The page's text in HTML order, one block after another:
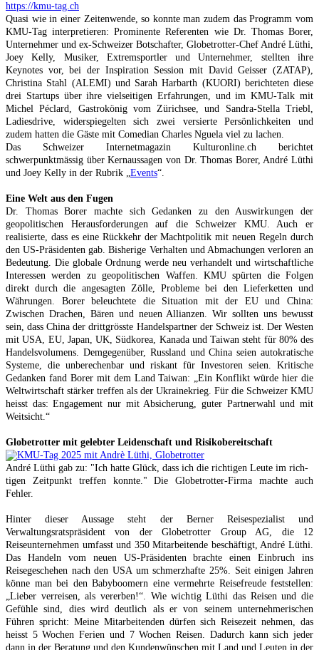
https://kmu-tag.ch
Quasi wie in einer Zeitenwende, so konnte man zudem das Programm vom
KMU-Tag interpretieren: Prominente Referenten wie Dr. Thomas Borer,
Unternehmer und ex-Schweizer Botschafter, Globetrotter-Chef André Lüthi,
Joey Kelly, Musiker, Extremsportler und Unternehmer, stellten ihre
Keynotes vor, bei der Inspiration Session mit David Geisser (ZATAP),
Christina Stahl (ALEMI) und Sarah Harbarth (KUORI) berichteten diese
drei Startups über ihre vielseitigen Erfahrungen, und im KMU-Talk mit
Michel Péclard, Gastrokönig vom Zürichsee, und Sandra-Stella Triebl,
Ladiesdrive, widerspiegelten sich zwei versierte Persönlichkeiten und
zudem hatten die Gäste mit Comedian Charles Nguela viel zu lachen.
Das Schweizer Internetmagazin Kulturonline.ch berichtet
schwerpunktmässig über Kernaussagen von Dr. Thomas Borer, André Lüthi
und Joey Kelly in der Rubrik „Events“.
Eine Welt aus den Fugen
Dr. Thomas Borer machte sich Gedanken zu den Auswirkungen der
geopolitischen Herausforderungen auf die Schweizer KMU. Auch er
realisierte, dass es eine Rückkehr der Machtpolitik mit neuen Regeln durch
den US-Präsidenten gab. Bisherige Verhalten und Abmachungen verloren an
Bedeutung. Die globale Ordnung werde neu verhandelt und wirtschaftliche
Interessen werden zu geopolitischen Waffen. KMU spürten die Folgen
direkt durch die angesagten Zölle, Probleme bei den Lieferketten und
Währungen. Borer beleuchtete die Situation mit der EU und China:
Zwischen Drachen, Bären und neuen Allianzen. Wir sollten uns bewusst
sein, dass China der drittgrösste Handelspartner der Schweiz ist. Der Westen
mit USA, EU, Japan, UK, Südkorea, Kanada und Taiwan steht für 80% des
Handelsvolumens. Demgegenüber, Russland und China seien autokratische
Systeme, die unberechenbar und riskant für Investoren seien. Kritische
Gedanken fand Borer mit dem Land Taiwan: „Ein Konflikt würde hier die
Weltwirtschaft stärker treffen als der Ukrainekrieg. Für die Schweizer KMU
heisst das: Engagement nur mit Absicherung, guter Partnerwahl und mit
Weitsicht.“
Globetrotter mit gelebter Leidenschaft und Risikobereitschaft
André Lüthi gab zu: "Ich hatte Glück, dass ich die richtigen Leute im rich-
tigen Zeitpunkt treffen konnte." Die Globetrotter-Firma machte auch
Fehler.
Hinter dieser Aussage steht der Berner Reisespezialist und
Verwaltungsratspräsident von der Globetrotter Group AG, die 12
Reiseunternehmen umfasst und 350 Mitarbeitende beschäftigt, André Lüthi.
Das Handeln vom neuen US-Präsidenten brachte einen Einbruch ins
Reisegeschehen nach den USA um schmerzhafte 25%. Seit einigen Jahren
könne man bei den Babyboomern eine vermehrte Reisefreude feststellen:
„Lieber verreisen, als vererben!“. Wie wichtig Lüthi das Reisen und die
Gefühle sind, dies wird deutlich als er von seinem unternehmerischen
Führen spricht: Meine Mitarbeitenden dürfen sich Reisezeit nehmen, das
heisst 5 Wochen Ferien und 7 Wochen Reisen. Dadurch kann sich jeder
dann in der Beratung und den Kundenwünschen mit Land und Leuten in der